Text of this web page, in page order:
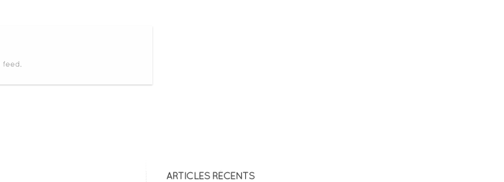
feed.
ARTICLES RÉCENTS